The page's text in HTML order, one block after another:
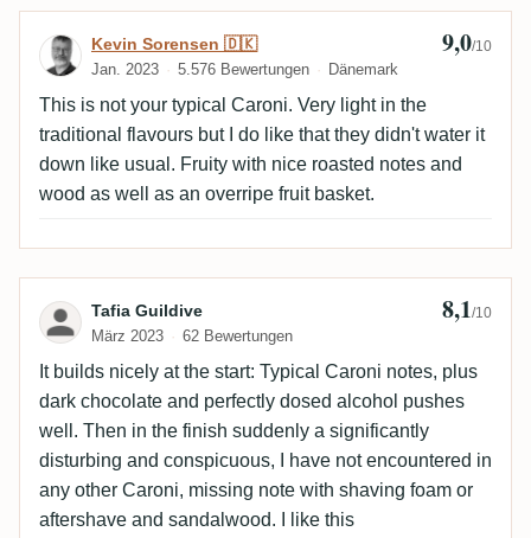
Bewertung von Kevin Sorensen 🇩🇰
Kevin Sorensen 🇩🇰
Jan. 2023 5.576 Bewertungen Dänemark
9,0/10
This is not your typical Caroni. Very light in the
traditional flavours but I do like that they didn't water it
down like usual. Fruity with nice roasted notes and
wood as well as an overripe fruit basket.
Bewertung von Tafia Guildive
Tafia Guildive
März 2023 62 Bewertungen
8,1/10
It builds nicely at the start: Typical Caroni notes, plus
dark chocolate and perfectly dosed alcohol pushes
well. Then in the finish suddenly a significantly
disturbing and conspicuous, I have not encountered in
any other Caroni, missing note with shaving foam or
aftershave and sandalwood. I like this